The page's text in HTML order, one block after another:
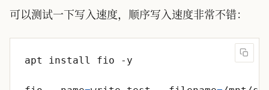
可以测试一下写入速度，顺序写入速度非常不错：